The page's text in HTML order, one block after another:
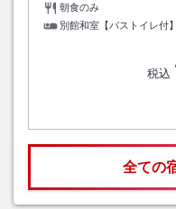
朝食のみ
別館和室【バストイレ付】
税込
全ての